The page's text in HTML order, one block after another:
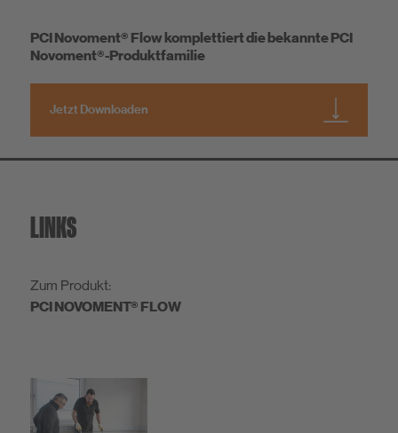
PCI Novoment® Flow komplettiert die bekannte PCI
Novoment®-Produktfamilie
Jetzt Downloaden
LINKS
Zum Produkt:
PCI NOVOMENT® FLOW